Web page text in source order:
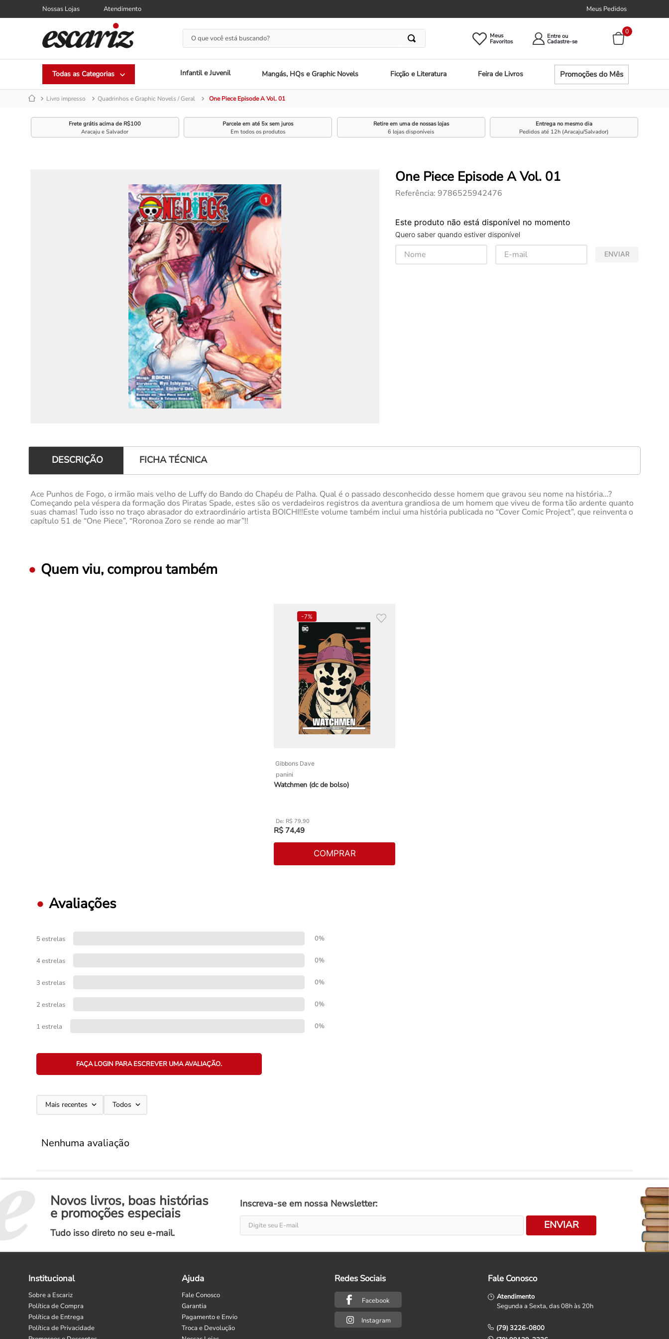
Nossas Lojas Atendimento Meus Pedidos
O que você está buscando? Meus Entre ou
0
Infantil e Juvenil Mangás, HQs e Graphic Novels Ficção e Literatura Feira de Livros Promoções do Mês
Livro impresso Quadrinhos e Graphic Novels / Geral One Piece Episode A Vol. 01
Frete grátis acima de R$100
Aracaju e Salvador
Parcele em até 5x sem juros
Em todos os produtos
Retire em uma de nossas lojas
6 lojas disponíveis
Entrega no mesmo dia
Pedidos até 12h (Aracaju/Salvador)
One Piece Episode A Vol. 01
Referência: 9786525942476
Este produto não está disponível no momento
Quero saber quando estiver disponível
ENVIAR
DESCRIÇÃO FICHA TÉCNICA
Ace Punhos de Fogo, o irmão mais velho de Luffy do Bando do Chapéu de Palha. Qual é o passado desconhecido desse homem que gravou seu nome na história...?
Começando pela véspera da formação dos Piratas Spade, estes são os verdadeiros registros da aventura grandiosa de um homem que viveu de forma tão ardente quanto
suas chamas! Tudo isso no traço abrasador do extraordinário artista BOICHI!!Este volume também inclui uma história publicada no “Cover Comic Project”, que reinventa o
capítulo 51 de “One Piece”, “Roronoa Zoro se rende ao mar”!!
Quem viu, comprou também
-7%
Gibbons Dave
panini
Watchmen (dc de bolso)
R$ 79,90
R$ 74,49
COMPRAR
Avaliações
5 estrelas 0%
4 estrelas 0%
3 estrelas 0%
2 estrelas 0%
1 estrela 0%
FAÇA LOGIN PARA ESCREVER UMA AVALIAÇÃO.
Mais recentes Todos
Nenhuma avaliação
Novos livros, boas histórias
e promoções especiais
Tudo isso direto no seu e-mail.
Inscreva-se em nossa Newsletter:
ENVIAR
Institucional
Sobre a Escariz
Política de Compra
Política de Entrega
Política de Privacidade
Ajuda
Fale Conosco
Garantia
Pagamento e Envio
Troca e Devolução
Redes Sociais
Facebook
Instagram
Fale Conosco
Atendimento
Segunda a Sexta, das 08h às 20h
(79) 3226-0800